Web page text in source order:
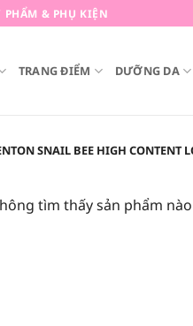
PHẨM & PHỤ KIỆN
TRANG ĐIỂM DƯỠNG DA
SNAIL BEE HIGH CONTENT
tìm thấy sản phẩm